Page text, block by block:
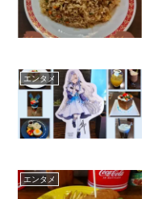
エンタメ
エンタメ